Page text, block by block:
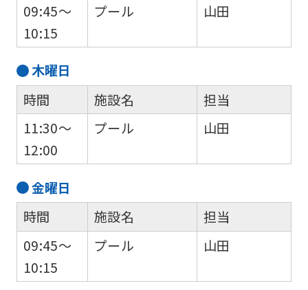
09:45～
10:15
プール
山田
木曜日
時間
11:30～
12:00
施設名
プール
担当
山田
金曜日
時間
09:45～
10:15
施設名
プール
担当
山田